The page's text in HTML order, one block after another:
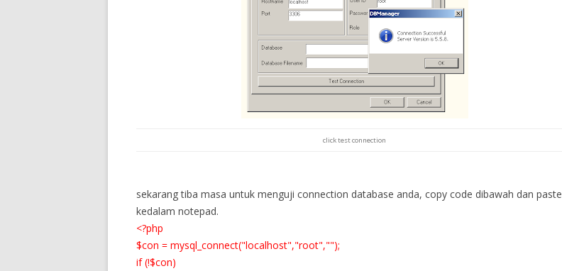
click test connection
sekarang tiba masa untuk menguji connection database anda, copy code dibawah dan paste
kedalam notepad.
<?php
$con = mysql_connect("localhost","root","");
if (!$con)